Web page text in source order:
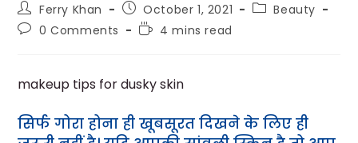
Ferry Khan October 1, 2021
Beauty
0 Comments
4 mins read
makeup tips for dusky skin
सिर्फ गोरा होना ही खूबसूरत दिखने के लिए ही